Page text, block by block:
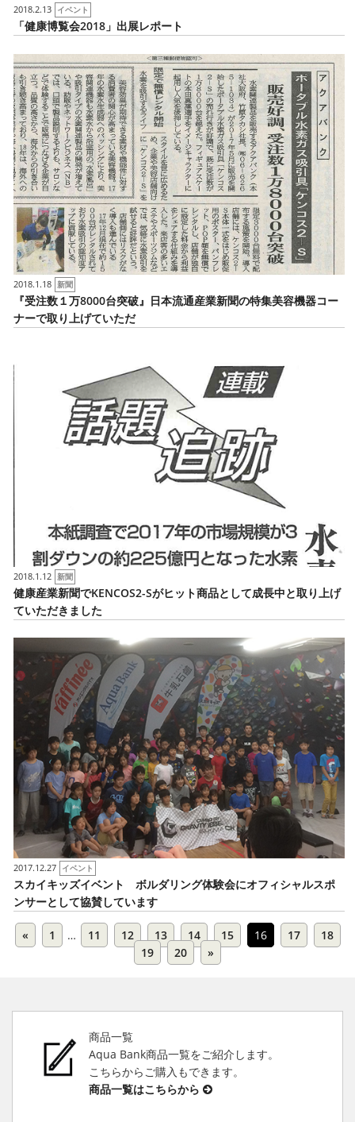
2018.2.13 イベント
「健康博覧会2018」出展レポート
2018.1.18 新聞
『受注数１万8000台突破』日本流通産業新聞の特集美容機器コー
ナーで取り上げていただ
2018.1.12 新聞
健康産業新聞でKENCOS2-Sがヒット商品として成長中と取り上げ
ていただきました
2017.12.27 イベント
スカイキッズイベント ボルダリング体験会にオフィシャルスポ
ンサーとして協賛しています
« 1 … 11 12 13 14 15 16 17
18
19
20 »
商品一覧
Aqua Bank商品一覧をご紹介します。
こちらからご購入もできます。
商品一覧はこちらから